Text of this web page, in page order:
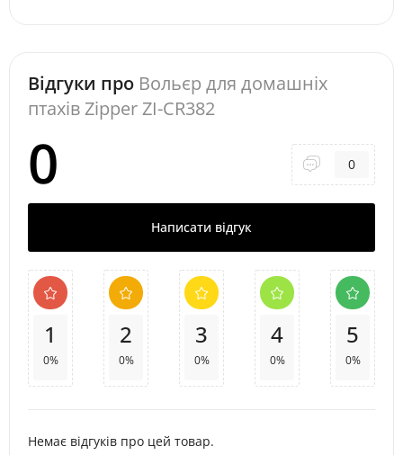
Відгуки про Вольєр для домашніх
птахів Zipper ZI-CR382
0 0
Написати відгук
1
0%
2
0%
3
0%
4
0%
5
0%
Немає відгуків про цей товар.